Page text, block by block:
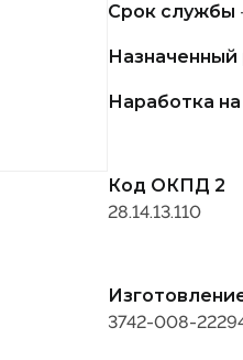
Срок службы
Назначенный
Наработка
Код ОКПД 2
28.14.13.110
3742-008-